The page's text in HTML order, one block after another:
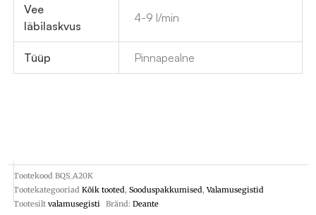
Vee
läbilaskvus
4-9 l/min
Tüüp Pinnapealne
Tootekood BQS_A20K
Tootekategooriad Kõik tooted, Sooduspakkumised,Valamusegistid
Tootesilt valamusegisti Bränd: Deante